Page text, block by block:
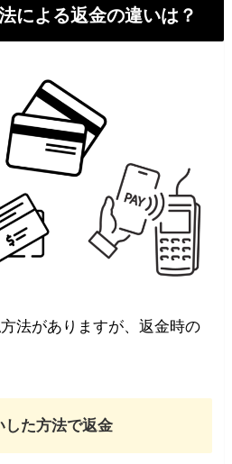
による返金の違いは？
法がありますが、返金時の
した方法で返金